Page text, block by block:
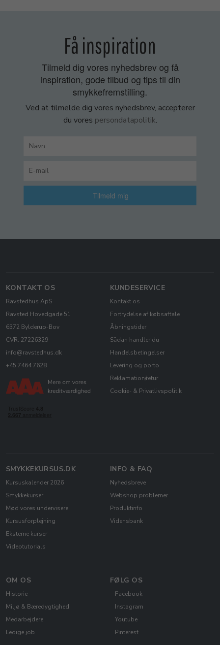
Få inspiration
Tilmeld dig vores nyhedsbrev og få
inspiration, gode tilbud og tips til din
smykkefremstilling.
Ved at tilmelde dig vores nyhedsbrev, accepterer
du vores persondatapolitik.
Tilmeld mig
KONTAKT OS
Ravstedhus ApS
Ravsted Hovedgade 51
6372 Bylderup-Bov
CVR: 27226329
info@ravstedhus.dk
+45 7464 7628
KUNDESERVICE
Kontakt os
Fortrydelse af købsaftale
Åbningstider
Sådan handler du
Handelsbetingelser
Levering og porto
Reklamation/retur
Cookie- & Privatlivspolitik
SMYKKEKURSUS.DK
Kursuskalender 2026
Smykkekurser
Mød vores undervisere
Kursusforplejning
Eksterne kurser
Videotutorials
INFO & FAQ
Nyhedsbreve
Webshop problemer
Produktinfo
Vidensbank
OM OS
Historie
Miljø & Bæredygtighed
Medarbejdere
Ledige job
FØLG OS
Facebook
Instagram
Youtube
Pinterest